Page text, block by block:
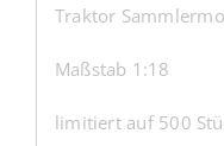
Traktor
Maßstab 1:18
limitiert auf 500